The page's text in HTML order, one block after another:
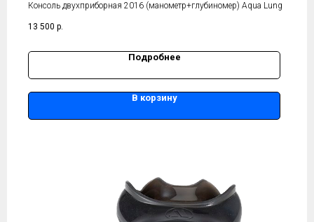
Консоль двухприборная 2016 (манометр+глубиномер) Aqua Lung
13 500 р.
Подробнее
В корзину